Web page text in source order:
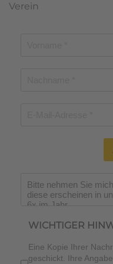
Verein
WICHTIGER
Eine Kopie Ihrer
geschickt. Ihre